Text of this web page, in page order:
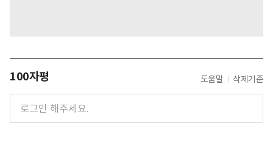
100자평 도움말 삭제기준